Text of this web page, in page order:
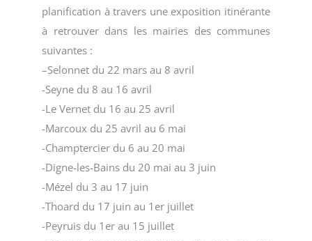
planification à travers une exposition itinérante
à retrouver dans les mairies des communes
suivantes :
–Selonnet du 22 mars au 8 avril
-Seyne du 8 au 16 avril
-Le Vernet du 16 au 25 avril
-Marcoux du 25 avril au 6 mai
-Champtercier du 6 au 20 mai
-Digne-les-Bains du 20 mai au 3 juin
-Mézel du 3 au 17 juin
-Thoard du 17 juin au 1er juillet
-Peyruis du 1er au 15 juillet